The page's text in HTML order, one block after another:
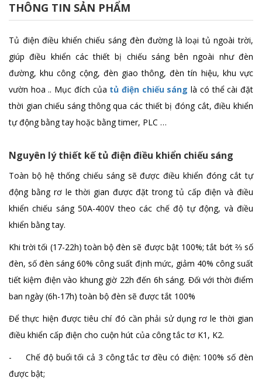
Tủ điện điều khiển động cơ bằng biến
tần
Chi tiết
Tủ điện máy cắt hạ thế
Chi tiết
THÔNG TIN SẢN PHẨM
Tủ điện điều khiển chiếu sáng đèn đường là loại tủ ngoài trời,
giúp điều khiển các thiết bị chiếu sáng bên ngoài như đèn
đường, khu công cộng, đèn giao thông, đèn tín hiệu, khu vực
vườn hoa .. Mục đích của tủ điện chiếu sáng là có thể cài đặt
thời gian chiếu sáng thông qua các thiết bị đóng cắt, điều khiển
tự động bằng tay hoặc bằng timer, PLC …
Nguyên lý thiết kế tủ điện điều khiển chiếu sáng
Toàn bộ hệ thống chiếu sáng sẽ được điều khiển đóng cắt tự
động bằng rơ le thời gian được đặt trong tủ cấp điện và điều
khiển chiếu sáng 50A-400V theo các chế độ tự động, và điều
khiển bằng tay.
Khi trời tối (17-22h) toàn bộ đèn sẽ được bật 100%; tắt bớt ⅔ số
đèn, số đèn sáng 60% công suất định mức, giảm 40% công suất
tiết kiệm điện vào khung giờ 22h đến 6h sáng. Đối với thời điểm
ban ngày (6h-17h) toàn bộ đèn sẽ được tắt 100%
Để thực hiện được tiêu chí đó cần phải sử dụng rơ le thời gian
điều khiển cấp điện cho cuộn hút của công tắc tơ K1, K2.
- Chế độ buổi tối cả 3 công tắc tơ đều có điện: 100% số đèn
được bật;